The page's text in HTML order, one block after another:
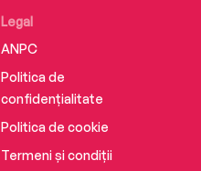
Legal
ANPC
Politica de
confidențialitate
Politica de cookie
Termeni și condiții